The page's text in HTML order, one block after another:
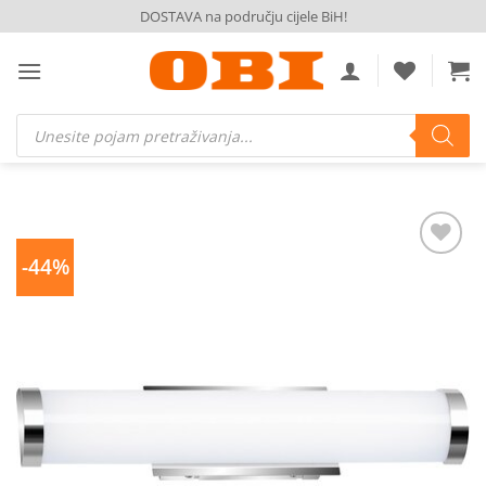
to
content
DOSTAVA na području cijele BiH!
Products
search
-44%